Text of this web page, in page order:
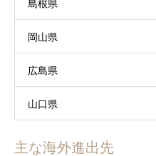
島根県
岡山県
広島県
山口県
主な海外進出先